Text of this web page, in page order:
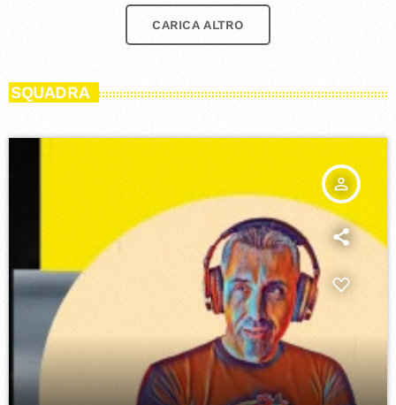
CARICA ALTRO
SQUADRA
person_outline